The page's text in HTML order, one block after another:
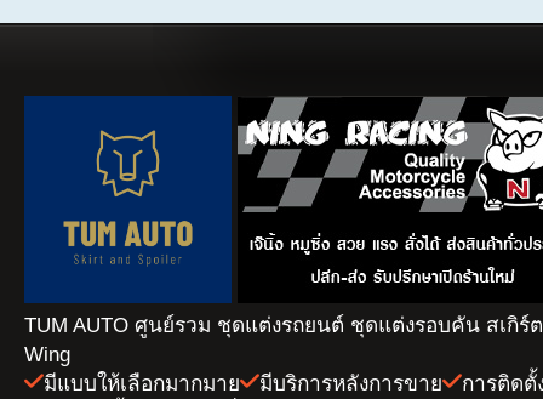
TUM AUTO ศูนย์รวม ชุดแต่งรถยนต์ ชุดแต่งรอบคัน สเกิร์
Wing
มีแบบให้เลือกมากมาย
มีบริการหลังการขาย
การติดตั้